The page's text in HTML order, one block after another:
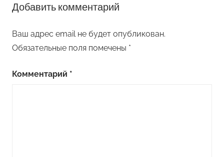
Добавить комментарий
Ваш адрес email не будет опубликован.
Обязательные поля помечены *
Комментарий *